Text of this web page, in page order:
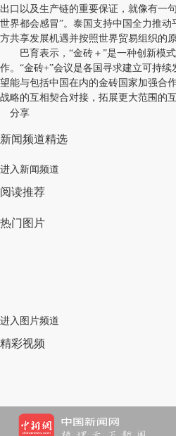
出口以及生产链的重要保证，就像有一
世界都会感冒”。泰国支持中国全力推
方共享发展机遇并按照世界贸易组织的
巴育表示，“金砖＋”是一种创新模式
作。“金砖+”会议是各国寻求建立可持
望能与包括中国在内的金砖国家加强合
战略的互相契合对接，拓展更大范围的
分享
新闻频道精选
进入新闻频道
阅读推荐
热门图片
进入图片频道
精彩视频